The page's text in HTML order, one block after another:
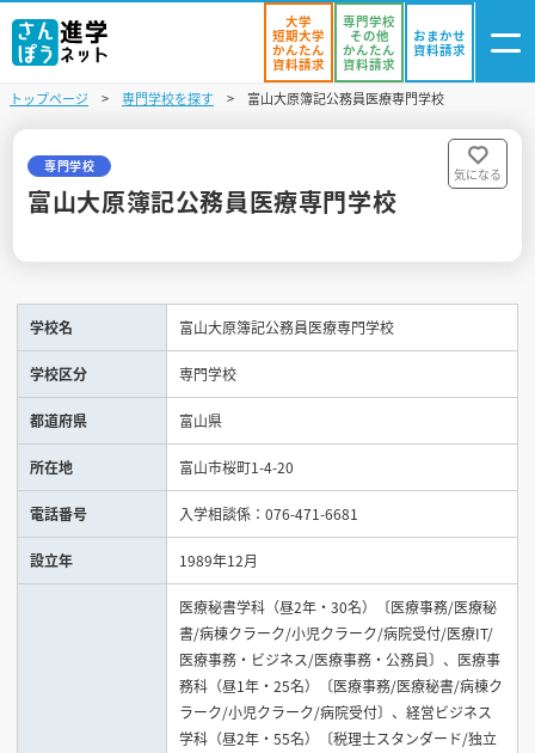
資料リスト
進学イベント
入試・受験入門
お役立ち情報
見学会WEB手引書
校内オンラインガイダンス
アンケートフォーム（学校用）
大学
短期大学
かんたん
資料請求
専門学校
その他
かんたん
資料請求
おまかせ
資料請求
トップページ 専門学校を探す 富山大原簿記公務員医療専門学校
専門学校
富山大原簿記公務員医療専門学校
気になる
学校名 富山大原簿記公務員医療専門学校
学校区分 専門学校
都道府県 富山県
所在地 富山市桜町1-4-20
電話番号 入学相談係：076-471-6681
設立年 1989年12月
医療秘書学科（昼2年・30名）〔医療事務/医療秘
書/病棟クラーク/小児クラーク/病院受付/医療IT/
医療事務・ビジネス/医療事務・公務員〕、医療事
務科（昼1年・25名）〔医療事務/医療秘書/病棟ク
ラーク/小児クラーク/病院受付〕、経営ビジネス
学科（昼2年・55名）〔税理士スタンダード/独立